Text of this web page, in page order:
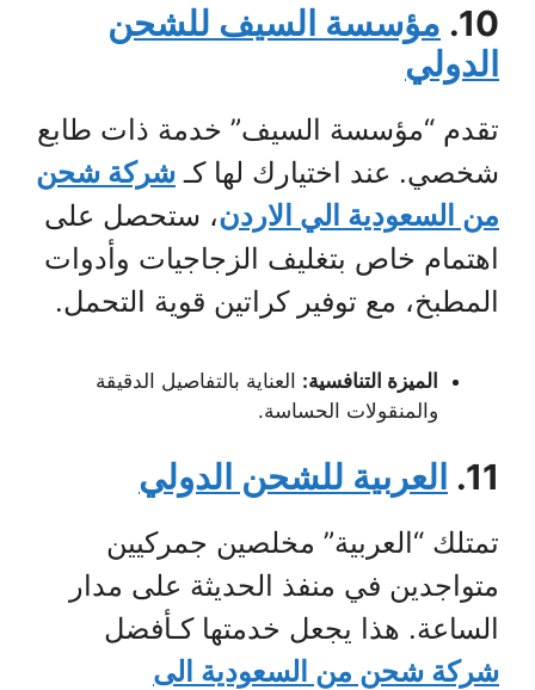
10. مؤسسة السيف للشحن
الدولي
تقدم “مؤسسة السيف” خدمة ذات طابع
شخصي. عند اختيارك لها كـ شركة شحن
من السعودية الي الاردن، ستحصل على
اهتمام خاص بتغليف الزجاجيات وأدوات
المطبخ، مع توفير كراتين قوية التحمل.
الميزة التنافسية: العناية بالتفاصيل الدقيقة
والمنقولات الحساسة.
11. العربية للشحن الدولي
تمتلك “العربية” مخلصين جمركيين
متواجدين في منفذ الحديثة على مدار
الساعة. هذا يجعل خدمتها كـأفضل
شركة شحن من السعودية الى